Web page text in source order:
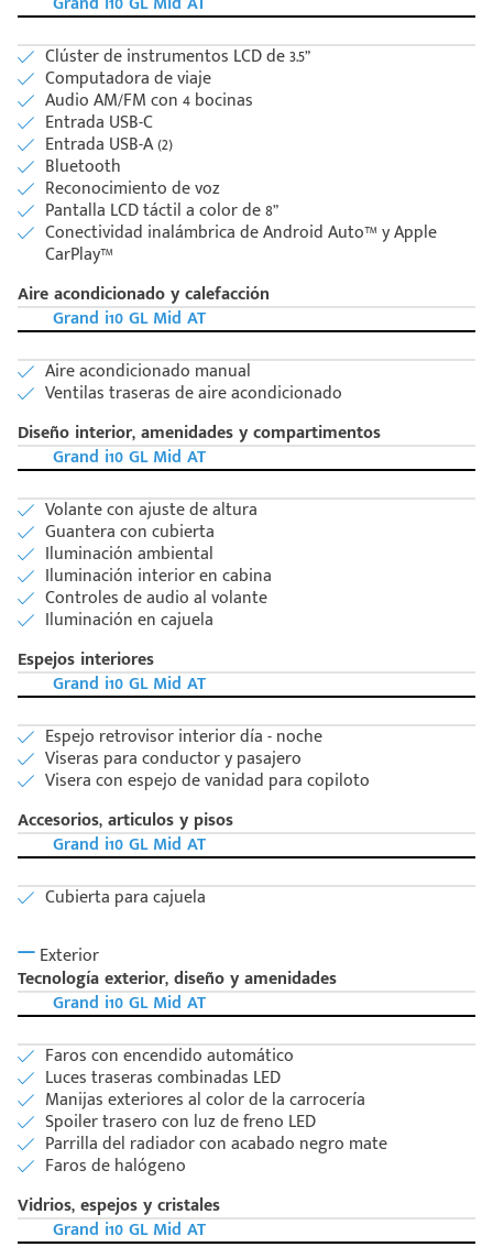
Escríbenos
Código
Ingresar
Clúster de instrumentos LCD de 3.5”
Computadora de viaje
Audio AM/FM con 4 bocinas
Entrada USB-C
Entrada USB-A (2)
Bluetooth
Reconocimiento de voz
Pantalla LCD táctil a color de 8”
Conectividad inalámbrica de Android Auto™ y Apple
CarPlay™
Aire acondicionado y calefacción
Grand i10 GL Mid AT
Aire acondicionado manual
Ventilas traseras de aire acondicionado
Diseño interior, amenidades y compartimentos
Grand i10 GL Mid AT
Volante con ajuste de altura
Guantera con cubierta
Iluminación ambiental
Iluminación interior en cabina
Controles de audio al volante
Iluminación en cajuela
Espejos interiores
Grand i10 GL Mid AT
Espejo retrovisor interior día - noche
Viseras para conductor y pasajero
Visera con espejo de vanidad para copiloto
Accesorios, articulos y pisos
Grand i10 GL Mid AT
Cubierta para cajuela
Exterior
Tecnología exterior, diseño y amenidades
Grand i10 GL Mid AT
Faros con encendido automático
Luces traseras combinadas LED
Manijas exteriores al color de la carrocería
Spoiler trasero con luz de freno LED
Parrilla del radiador con acabado negro mate
Faros de halógeno
Vidrios, espejos y cristales
Grand i10 GL Mid AT